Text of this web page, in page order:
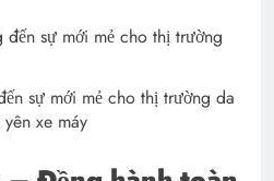
sự mới mẻ cho thị trường da
xe máy